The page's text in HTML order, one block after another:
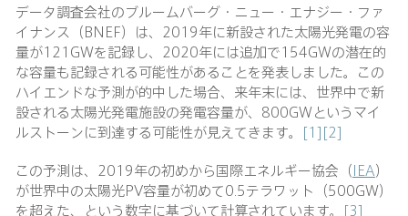
データ調査会社のブルームバーグ・ニュー・エナジー・ファ
イナンス（BNEF）は、2019年に新設された太陽光発電の容
量が121GWを記録し、2020年には追加で154GWの潜在的
な容量も記録される可能性があることを発表しました。この
ハイエンドな予測が的中した場合、来年末には、世界中で新
設される太陽光発電施設の発電容量が、800GWというマイ
ルストーンに到達する可能性が見えてきます。 [1][2]
この予測は、2019年の初めから国際エネルギー協会（IEA）
が世界中の太陽光PV容量が初めて0.5テラワット（500GW）
を超えた、という数字に基づいて計算されています。 [3]